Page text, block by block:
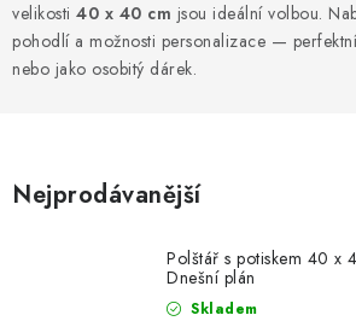
PRO PÁRY
VLASTNÍ MOTIV
MIKINY
OKAMŽITĚ K ODBĚRU
velikosti 40 x 40 cm jsou ideální volbou.
pohodlí a možnosti personalizace —
nebo jako osobitý dárek.
Nejprodávanější
Polštář s potiskem 40 x
Dnešní plán
Skladem